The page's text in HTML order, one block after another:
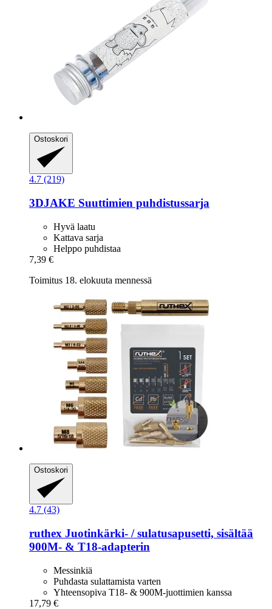
Ostoskori
4.7 (219)
3DJAKE Suuttimien puhdistussarja
Hyvä laatu
Kattava sarja
Helppo puhdistaa
7,39 €
Toimitus 18. elokuuta mennessä
Ostoskori
4.7 (43)
ruthex Juotinkärki-​ / sulatusapusetti, sisältää
900M-​ & T18-​adapterin
Messinkiä
Puhdasta sulattamista varten
Yhteensopiva T18- & 900M-juottimien kanssa
17,79 €